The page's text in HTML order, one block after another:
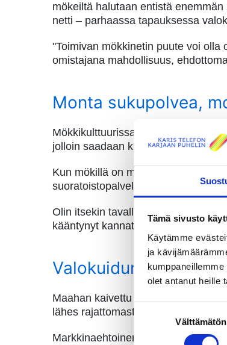
Tämä sivusto
Käytämme
ja
olet antanut heille
Suostumuksen
Välttämätön
mökeiltä halutaan entistä
netti – parhaassa tapauksessa
"Toimivan mökkinetin puute voi
omistajana mahdollisuus,
Monta sukupolvea,
Mökkikulttuurissa näkyy
jolloin saadaan kuluja alas ja
Kun mökillä on monta sukupolvea,
suoratoistopalveluihin ja ystävien
Olin itsekin tavallinen 4G:n ja 5G:n
kääntynyt kannattamaan valokuitua.
Valokuidun
Maahan kaivettu valokuitu on
lähes rajattomasti. Jos mökillä ei
Markkinaehtoinen rakentaminen